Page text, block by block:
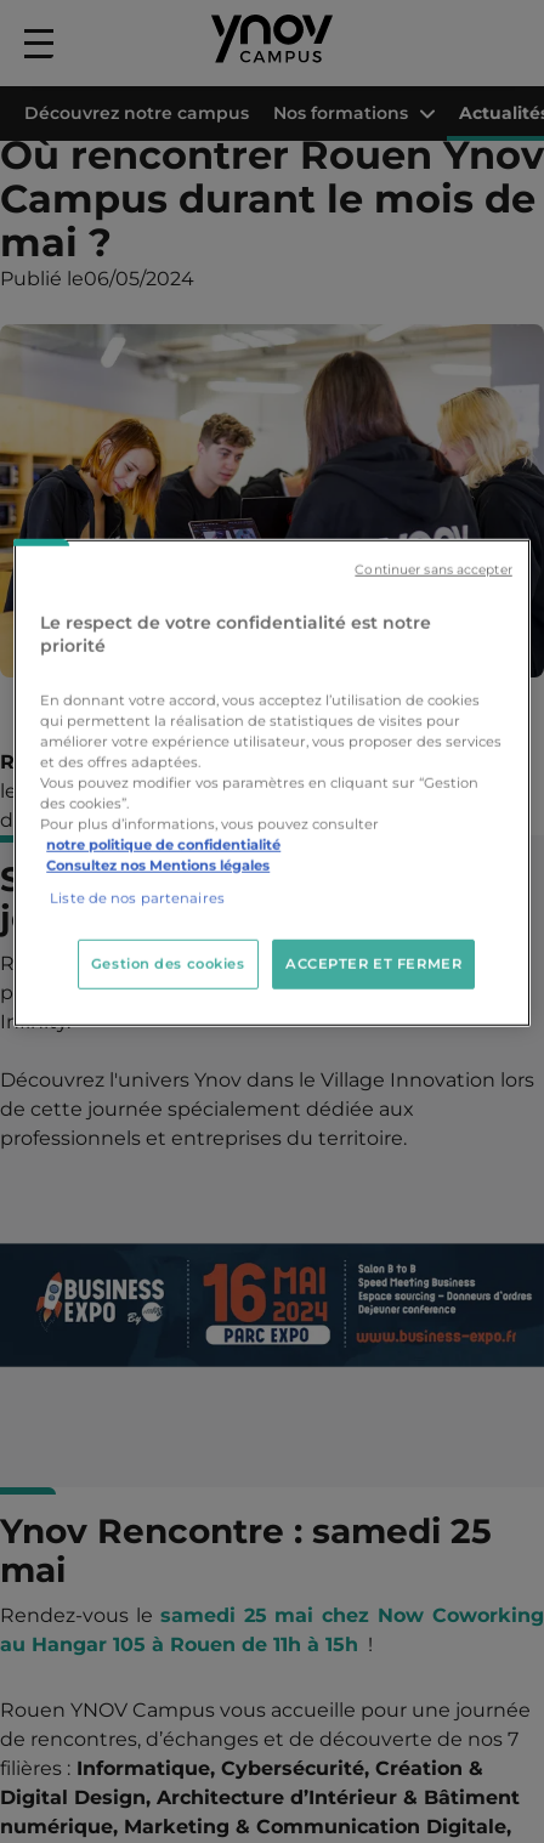
Menu
principal
Où rencontrer Rouen Ynov
Campus durant le mois de
mai ?
Publié le06/05/2024
Découvrez notre campus Nos formations
À vos agendas !
Rouen Ynov Campus
le mois de mai, venez rencontrer notre équipe et
découvrir nos formations !
Salon Business Expo Rouen :
jeudi 16 mai
Retrouvez-nous le jeudi 16 mai au Parc Expo de Rouen
pour le salonBusiness Expo Rouenorganisé par So
Infinity.
Découvrez l'univers Ynov dans le Village Innovation lors
de cette journée spécialement dédiée aux
professionnels et entreprises du territoire.
Ynov Rencontre : samedi 25
mai
Rendez-vous le samedi 25 mai chez Now Coworking
au Hangar 105 à Rouen de 11h à 15h !
Rouen YNOV Campus vous accueille pour une journée
de rencontres, d’échanges et de découverte de nos 7
filières : Informatique, Cybersécurité, Création &
Digital Design, Architecture d’Intérieur & Bâtiment
numérique, Marketing & Communication Digitale,
Le respect de votre confidentialité est notre
priorité
En donnant votre accord, vous acceptez l’utilisation de cookies
qui permettent la réalisation de statistiques de visites pour
améliorer votre expérience utilisateur, vous proposer des services
et des offres adaptées.
Vous pouvez modifier vos paramètres en cliquant sur “Gestion
des cookies”.
Pour plus d’informations, vous pouvez consulter
notre politique de confidentialité
Consultez nos Mentions légales
Liste de nos partenaires
ACCEPTER ET FERMER
Gestion des cookies
Continuer sans accepter